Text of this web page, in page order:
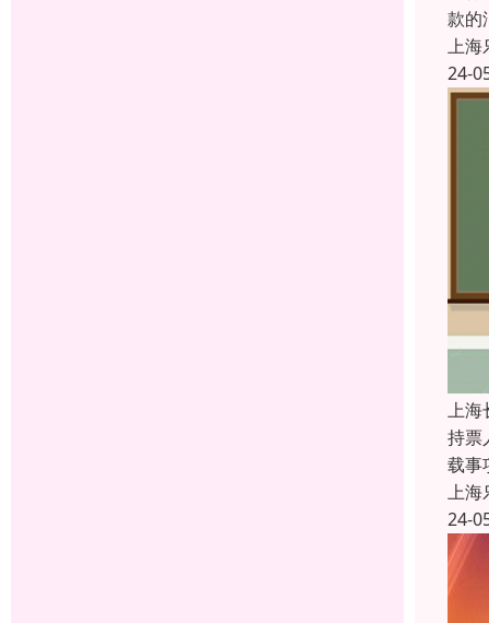
款的
上海
24-
上海
持票
载事
上海
24-